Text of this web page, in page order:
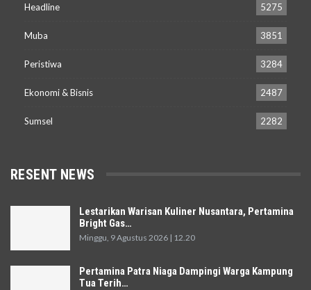
Headline 5275
Muba 3851
Peristiwa 3284
Ekonomi & Bisnis 2487
Sumsel 2282
RESENT NEWS
Lestarikan Warisan Kuliner Nusantara, Pertamina
Bright Gas…
Minggu, 9 Agustus 2026 | 12.20
Pertamina Patra Niaga Dampingi Warga Kampung
Tua Terih…